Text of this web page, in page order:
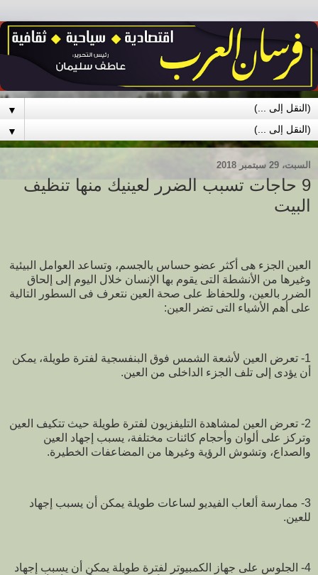
▼
▼
السبت، 29 سبتمبر 2018
9 حاجات تسبب الضرر لعينيك منها تنظيف
البيت
العين الجزء هى أكثر عضو حساس بالجسم، وتساعد العوامل البيئية
وغيرها من الأنشطة التى يقوم بها الإنسان خلال اليوم إلى إلحاق
الضرر بالعين، وللحفاظ على صحة العين نتعرف فى السطور التالية
على أهم الأشياء التى تضر العين:
1- تعرض العين لأشعة الشمس فوق البنفسجية لفترة طويلة، يمكن
أن يؤدى إلى تلف الجزء الداخلى من العين.
2- تعرض العين لمشاهدة التليفزيون لفترة طويلة حيث تتكيف العين
وتركز على ألوان وأحجام كائنات مختلفة، يسبب إجهاد العين
والصداع، وتشوش الرؤية وغيرها من المضاعفات الخطيرة.
3- ممارسة ألعاب الفيديو لساعات طويلة يمكن أن يسبب إجهاد
للعين.
4- الجلوس على جهاز الكمبيوتر لفترة طويلة يمكن أن يسبب إجهاد